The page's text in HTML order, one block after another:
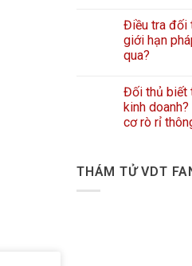
Điều tra đối
giới hạn
qua?
Đối thủ biết
kinh
cơ rò rỉ
THÁM TỬ VDT